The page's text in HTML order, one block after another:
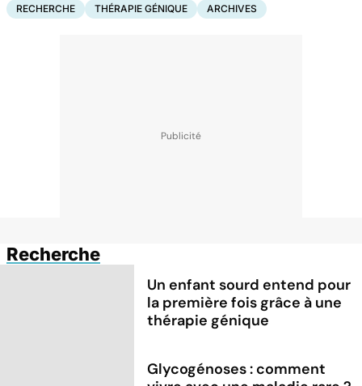
RECHERCHE THÉRAPIE GÉNIQUE ARCHIVES
Recherche
Un enfant sourd entend pour
la première fois grâce à une
thérapie génique
Glycogénoses : comment